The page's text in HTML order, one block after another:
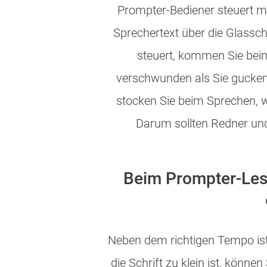
Prompter-Bediener steuert
Sprechertext über die
steuert, kommen Sie
verschwunden als Sie
stocken Sie beim Sprechen,
Darum sollten Redner
Beim Prompter-
Neben dem richtigen Tempo
die Schrift zu klein ist,